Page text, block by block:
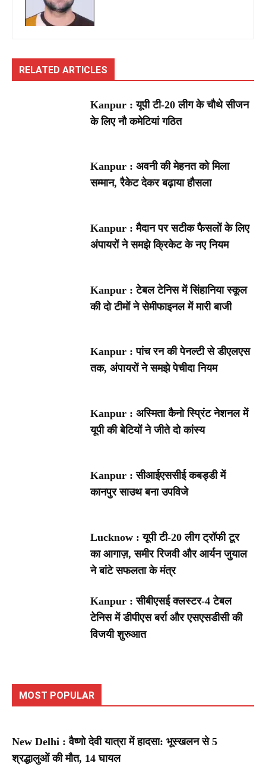
RELATED ARTICLES
Kanpur : यूपी टी-20 लीग के चौथे सीजन
के लिए नौ कमेटियां गठित
Kanpur : अवनी की मेहनत को मिला
सम्मान, रैकेट देकर बढ़ाया हौसला
Kanpur : मैदान पर सटीक फैसलों के लिए
अंपायरों ने समझे क्रिकेट के नए नियम
Kanpur : टेबल टेनिस में सिंहानिया स्कूल
की दो टीमों ने सेमीफाइनल में मारी बाजी
Kanpur : पांच रन की पेनल्टी से डीएलएस
तक, अंपायरों ने समझे पेचीदा नियम
Kanpur : अस्मिता कैनो स्प्रिंट नेशनल में
यूपी की बेटियों ने जीते दो कांस्य
Kanpur : सीआईएससीई कबड्डी में
कानपुर साउथ बना उपविजे
Lucknow : यूपी टी-20 लीग ट्रॉफी टूर
का आगाज़, समीर रिजवी और आर्यन जुयाल
ने बांटे सफलता के मंत्र
Kanpur : सीबीएसई क्लस्टर-4 टेबल
टेनिस में डीपीएस बर्रा और एसएसडीसी की
विजयी शुरुआत
MOST POPULAR
New Delhi : वैष्णो देवी यात्रा में हादसा: भूस्खलन से 5
श्रद्धालुओं की मौत, 14 घायल